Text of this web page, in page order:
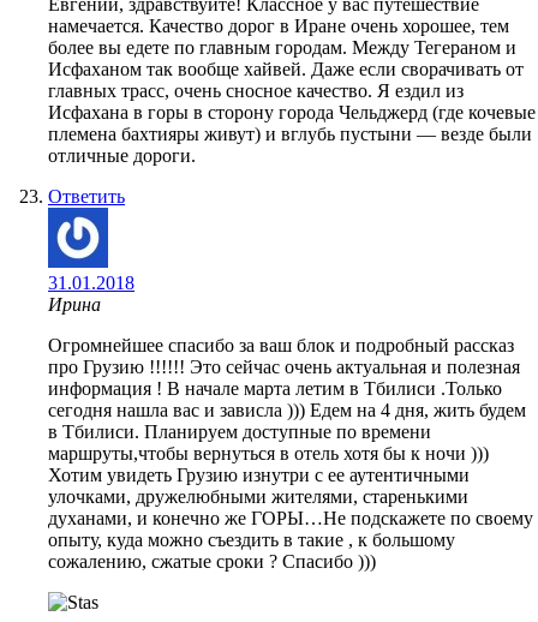
намечается. Качество дорог в Иране очень хорошее, тем
более вы едете по главным городам. Между Тегераном и
Исфаханом так вообще хайвей. Даже если сворачивать от
главных трасс, очень сносное качество. Я ездил из
Исфахана в горы в сторону города Чельджерд (где кочевые
племена бахтияры живут) и вглубь пустыни — везде были
отличные дороги.
Ответить
31.01.2018
Ирина
Огромнейшее спасибо за ваш блок и подробный рассказ
про Грузию !!!!!! Это сейчас очень актуальная и полезная
информация ! В начале марта летим в Тбилиси .Только
сегодня нашла вас и зависла ))) Едем на 4 дня, жить будем
в Тбилиси. Планируем доступные по времени
маршруты,чтобы вернуться в отель хотя бы к ночи )))
Хотим увидеть Грузию изнутри с ее аутентичными
улочками, дружелюбными жителями, старенькими
духанами, и конечно же ГОРЫ…Не подскажете по своему
опыту, куда можно съездить в такие , к большому
сожалению, сжатые сроки ? Спасибо )))